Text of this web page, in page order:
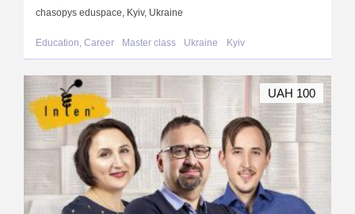
chasopys eduspace, Kyiv, Ukraine
Education, Career Master class Ukraine Kyiv
UAH 100